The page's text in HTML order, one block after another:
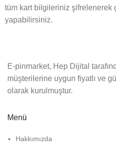
tüm kart bilgileriniz şifrelenerek
yapabilirsiniz.
E-pinmarket, Hep Dijital
müşterilerine uygun fiyatlı ve
olarak kurulmuştur.
Menü
Hakkımızda